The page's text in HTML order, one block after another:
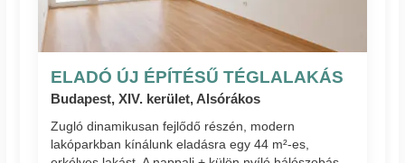
ELADÓ ÚJ ÉPÍTÉSŰ TÉGLALAKÁS
Budapest, XIV. kerület, Alsórákos
Zugló dinamikusan fejlődő részén, modern
lakóparkban kínálunk eladásra egy 44 m²-es,